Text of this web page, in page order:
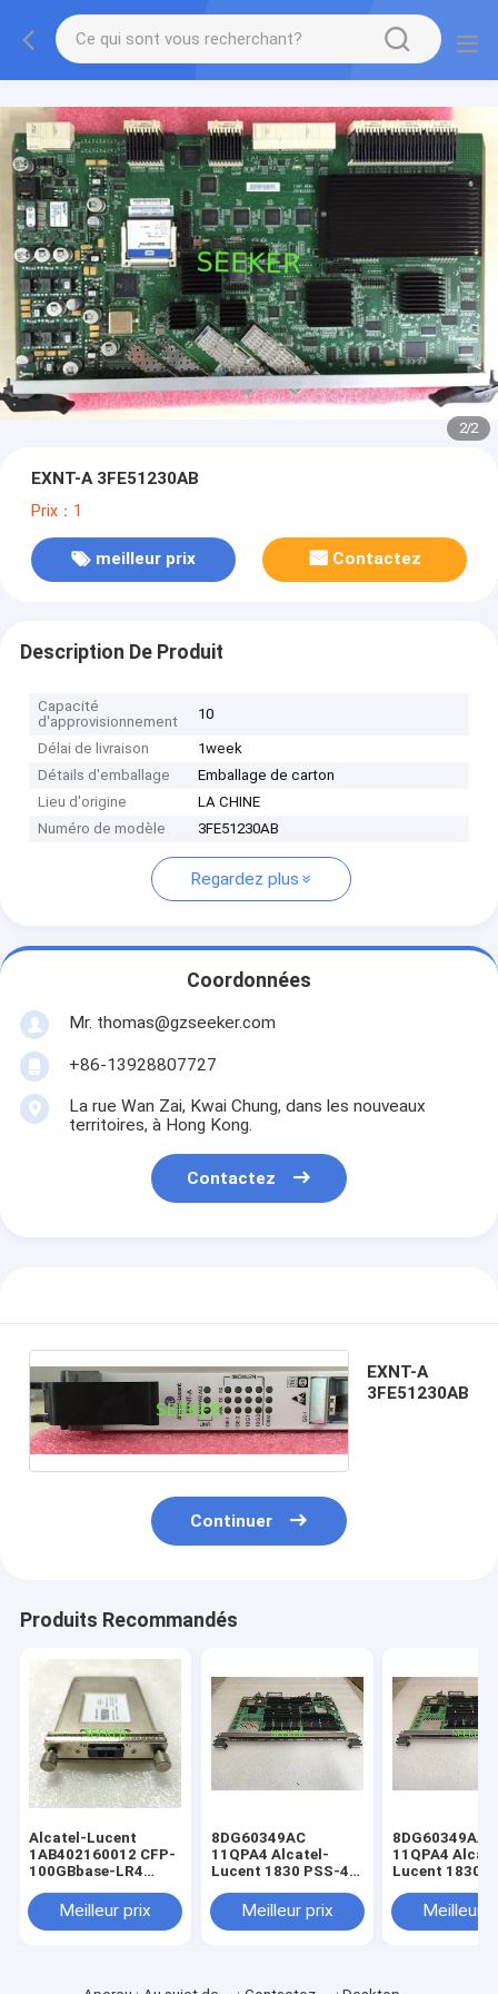
2/2
EXNT-A 3FE51230AB
Prix：1
meilleur prix Contactez
Description De Produit
Capacité
d'approvisionnement
10
Délai de livraison
1week
Détails d'emballage
Emballage de carton
Lieu d'origine
LA CHINE
Numéro de modèle
3FE51230AB
Regardez plus
Coordonnées
Mr. thomas@gzseeker.com
+86-13928807727
La rue Wan Zai, Kwai Chung, dans les nouveaux
territoires, à Hong Kong.
Contactez
EXNT-A
3FE51230AB
Continuer
Produits Recommandés
Alcatel-Lucent
1AB402160012 CFP-
100GBbase-LR4
SMF à 10 km
Meilleur prix
8DG60349AC
11QPA4 Alcatel-
Lucent 1830 PSS-4
fabrication de
produits
Meilleur prix
8DG60349AA
11QPA4
Lucent 1830
Meilleur